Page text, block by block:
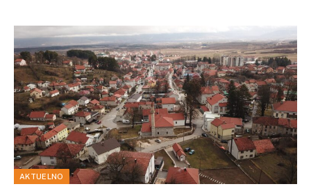
AKTUELNO